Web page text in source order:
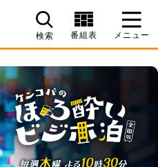
検索 番組表 メニュー